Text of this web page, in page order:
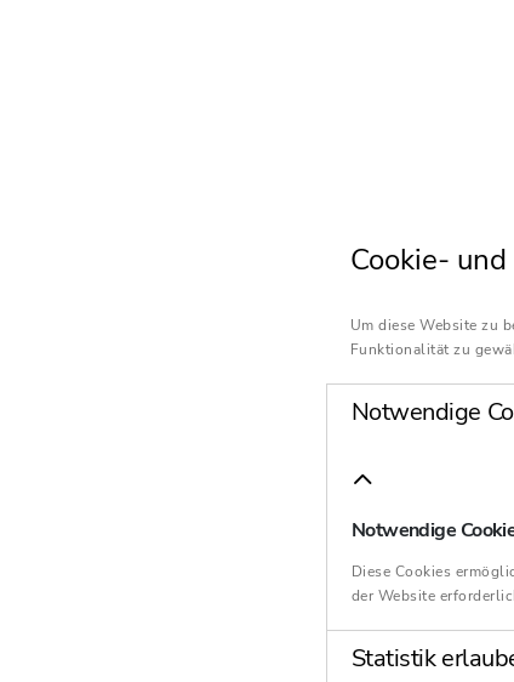
Cookie-
Um diese Website zu
Funktionalität zu
Notwendige
Notwendige
Diese Cookies
der Website
Statistik